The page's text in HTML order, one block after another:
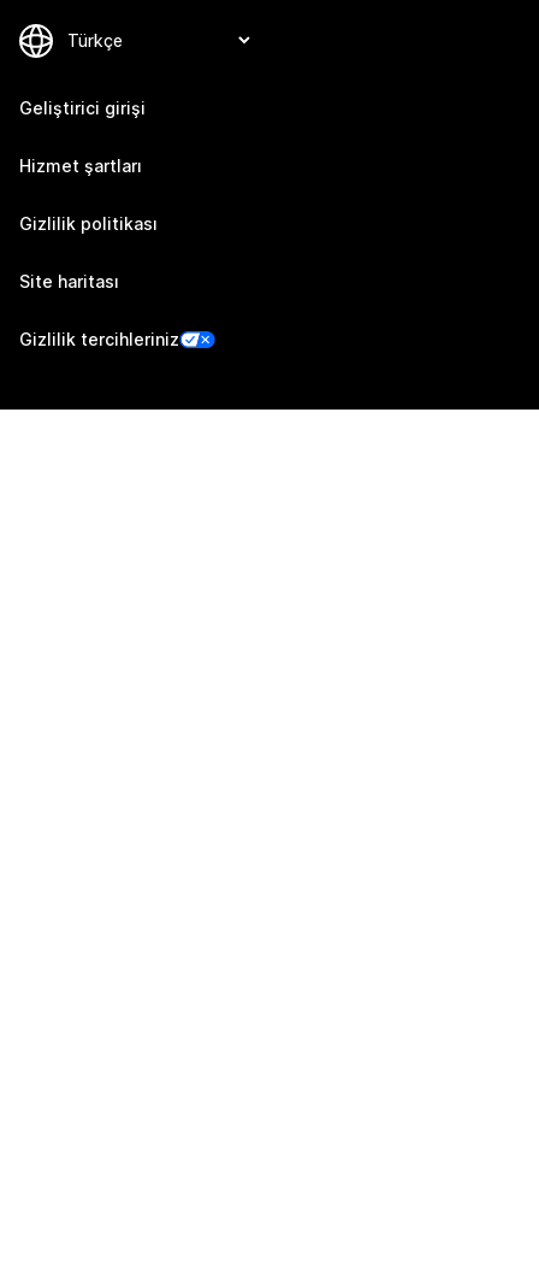
Geliştirici girişi
Hizmet şartları
Gizlilik politikası
Site haritası
Gizlilik tercihleriniz